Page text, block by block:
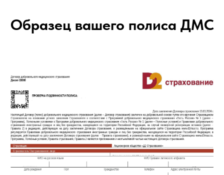
Образец вашего полиса ДМС